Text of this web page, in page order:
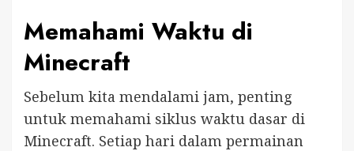
Memahami Waktu di
Minecraft
Sebelum kita mendalami jam, penting
untuk memahami siklus waktu dasar di
Minecraft. Setiap hari dalam permainan